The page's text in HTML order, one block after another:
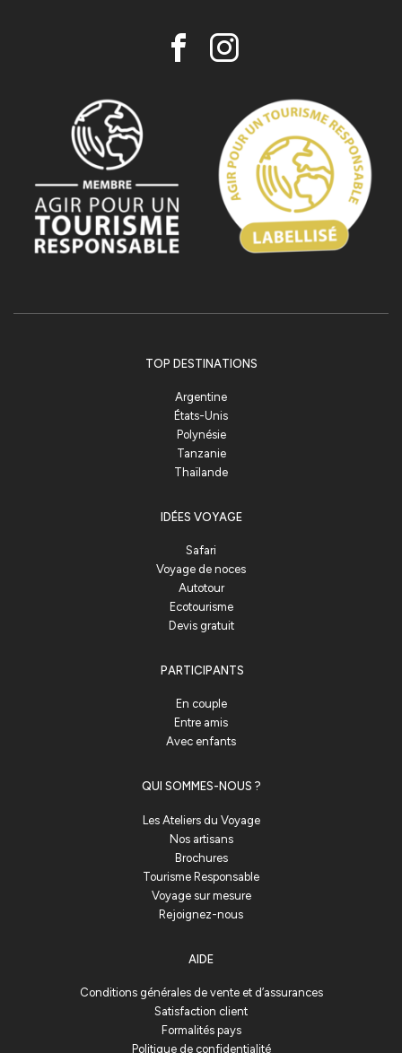
TOP DESTINATIONS
Argentine
États-Unis
Polynésie
Tanzanie
Thaïlande
IDÉES VOYAGE
Safari
Voyage de noces
Autotour
Ecotourisme
Devis gratuit
PARTICIPANTS
En couple
Entre amis
Avec enfants
QUI SOMMES-NOUS ?
Les Ateliers du Voyage
Nos artisans
Brochures
Tourisme Responsable
Voyage sur mesure
Rejoignez-nous
AIDE
Conditions générales de vente et d’assurances
Satisfaction client
Formalités pays
Politique de confidentialité